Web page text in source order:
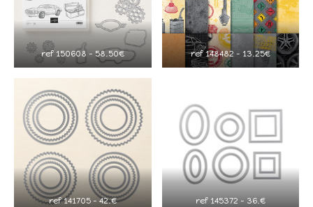
ref 150608 – 58.50€ ref 148482 – 13.25€
ref 141705 – 42.€ ref 145372 – 36.€